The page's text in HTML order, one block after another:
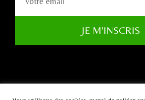
JE M'INSCRIS